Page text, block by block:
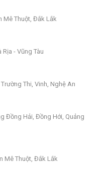
Mê Thuột, Đắk Lắk
Rịa - Vũng Tàu
Thi, Vinh, Nghệ An
Đồng Hải, Đồng Hới, Quảng
Mê Thuột, Đắk Lắk